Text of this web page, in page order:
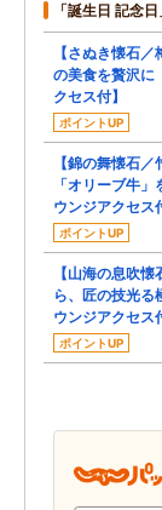
「誕生日 記念
【さぬき懐石
の美食を贅沢に
クセス付】
ポイントUP
【錦の舞懐石
「オリーブ牛
ウンジアクセス
ポイントUP
【山海の息吹
ら、匠の技光る
ウンジアクセス
ポイントUP